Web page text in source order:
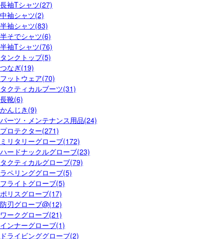
長袖Tシャツ(27)
中袖シャツ(2)
半袖シャツ(83)
半そでシャツ(6)
半袖Tシャツ(76)
タンクトップ(5)
つなぎ(19)
フットウェア(70)
タクティカルブーツ(31)
長靴(6)
かんじき(9)
パーツ・メンテナンス用品(24)
プロテクター(271)
ミリタリーグローブ(172)
ハードナックルグローブ(23)
タクティカルグローブ(79)
ラペリンググローブ(5)
フライトグローブ(5)
ポリスグローブ(17)
防刃グローブ@(12)
ワークグローブ(21)
インナーグローブ(1)
ドライビンググローブ(2)